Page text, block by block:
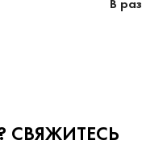
В
СВЯЖИТЕСЬ